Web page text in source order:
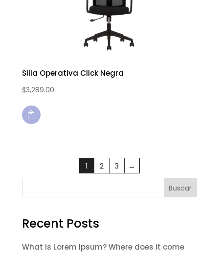
Silla Operativa Click Negra
$3,289.00

1 2 3 →
Buscar
Recent Posts
What is Lorem Ipsum? Where does it come